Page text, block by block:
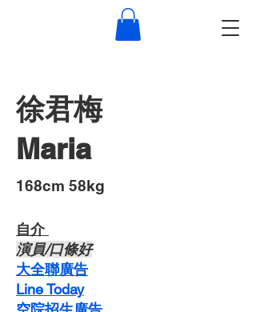
徐君梅
Maria
​168cm 58kg
自介 ​
​演員/口條好
​大全聯廣告
Line Today